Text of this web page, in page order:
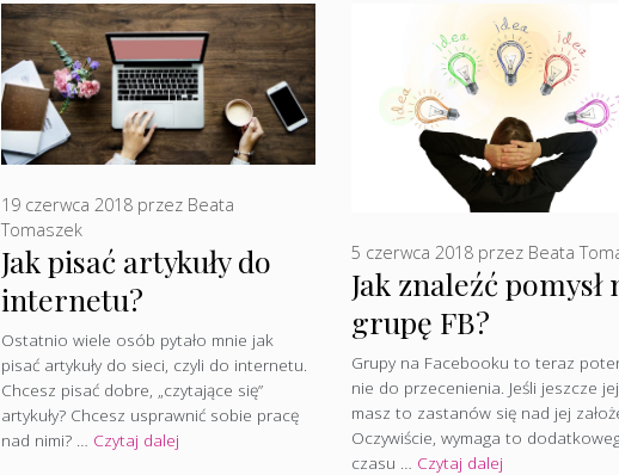
Jak pisać artykuły do
internetu?
19 czerwca 2018 przez Beata
Tomaszek
Ostatnio wiele osób pytało mnie jak
pisać artykuły do sieci, czyli do internetu.
Chcesz pisać dobre, „czytające się”
artykuły? Chcesz usprawnić sobie pracę
nad nimi? … Czytaj dalej
Jak znaleźć pomysł
grupę FB?
5 czerwca 2018 przez Beata
Grupy na Facebooku to teraz
nie do przecenienia. Jeśli jeszcze
masz to zastanów się nad jej
Oczywiście, wymaga to
czasu … Czytaj dalej